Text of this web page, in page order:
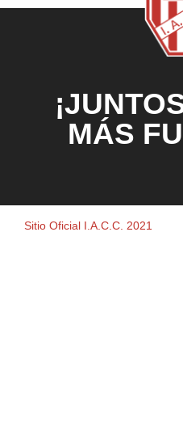
MÁS
Sitio Oficial I.A.C.C. 2021